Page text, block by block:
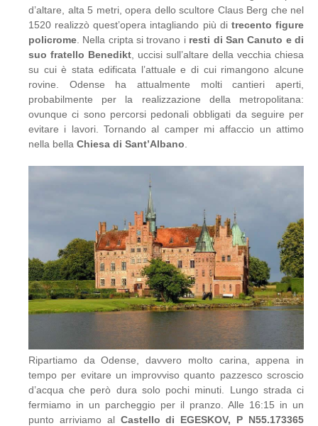
d’altare, alta 5 metri, opera dello scultore Claus Berg che nel
1520 realizzò quest’opera intagliando più di trecento figure
policrome . Nella cripta si trovano iresti di San Canuto e di
suo fratello Benedikt , uccisi sull’altare della vecchia chiesa
su cui è stata edificata l’attuale e di cui rimangono alcune
rovine. Odense ha attualmente molti cantieri aperti,
probabilmente per la realizzazione della metropolitana:
ovunque ci sono percorsi pedonali obbligati da seguire per
evitare i lavori. Tornando al camper mi affaccio un attimo
nella bella Chiesa di Sant’Albano
Ripartiamo da Odense, davvero molto carina, appena in
tempo per evitare un improvviso quanto pazzesco scroscio
d’acqua che però dura solo pochi minuti. Lungo strada ci
fermiamo in un parcheggio per il pranzo. Alle 16:15 in un
punto arriviamo alCastello di EGESKOV, P N55.173365